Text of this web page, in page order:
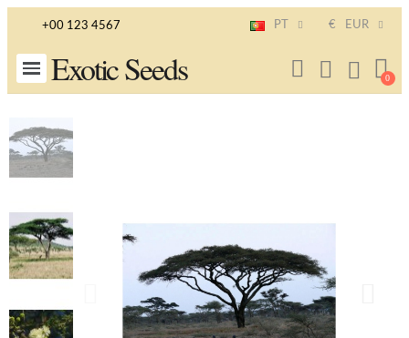
+00 123 4567 PT € EUR
Exotic Seeds